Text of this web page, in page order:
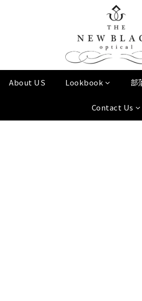
About US Lookbook 部
Contact Us